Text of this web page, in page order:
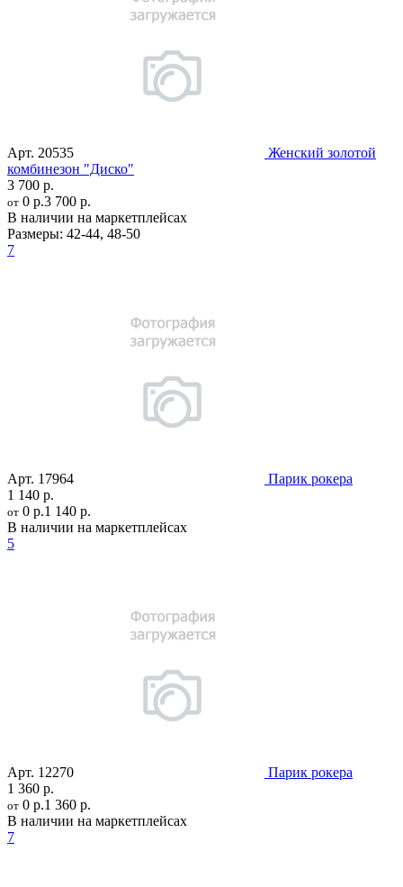
Арт. 20535
Женский золотой
комбинезон "Диско"
3 700 р.
от 0 р.3 700 р.
В наличии на маркетплейсах
Размеры: 42-44, 48-50
7
Арт. 17964
Парик рокера
1 140 р.
от 0 р.1 140 р.
В наличии на маркетплейсах
5
Арт. 12270
Парик рокера
1 360 р.
от 0 р.1 360 р.
В наличии на маркетплейсах
7